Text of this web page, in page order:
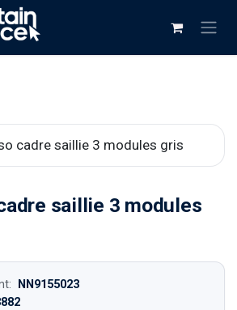
saillie 3 modules
NN9155023